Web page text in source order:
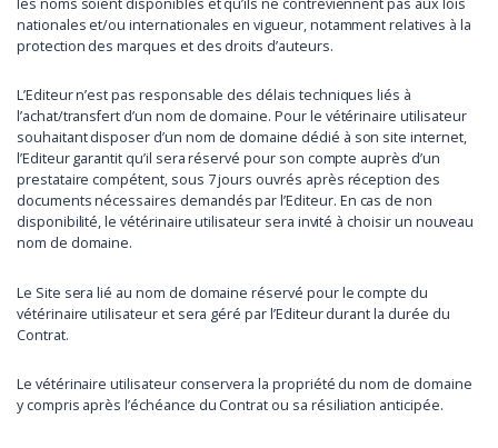
les noms soient disponibles et qu’ils ne contreviennent pas aux lois
nationales et/ou internationales en vigueur, notamment relatives à la
protection des marques et des droits d’auteurs.
L’Editeur n’est pas responsable des délais techniques liés à
l’achat/transfert d’un nom de domaine. Pour le vétérinaire utilisateur
souhaitant disposer d’un nom de domaine dédié à son site internet,
l’Editeur garantit qu’il sera réservé pour son compte auprès d’un
prestataire compétent, sous 7 jours ouvrés après réception des
documents nécessaires demandés par l’Editeur. En cas de non
disponibilité, le vétérinaire utilisateur sera invité à choisir un nouveau
nom de domaine.
Le Site sera lié au nom de domaine réservé pour le compte du
vétérinaire utilisateur et sera géré par l’Editeur durant la durée du
Contrat.
Le vétérinaire utilisateur conservera la propriété du nom de domaine
y compris après l’échéance du Contrat ou sa résiliation anticipée.